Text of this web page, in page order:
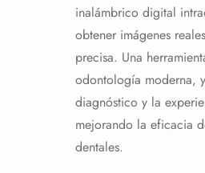
inalámbrico digital
obtener imágenes
precisa. Una
odontología moderna,
diagnóstico y la
mejorando la eficacia
dentales.